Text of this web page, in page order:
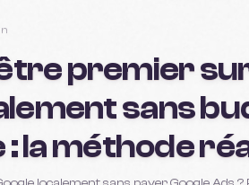
premier
sans
la méthode